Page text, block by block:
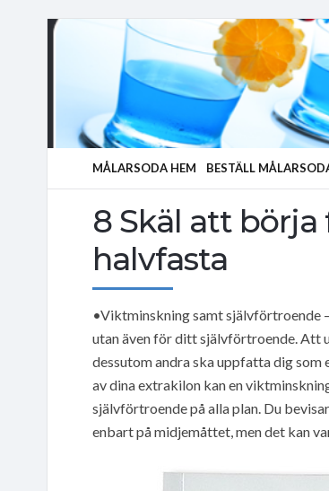
MÅLARSODA HEM BESTÄLL
8 Skäl att
halvfasta
•Viktminskning samt självförtroende
utan även för ditt självförtroende. Att
dessutom andra ska uppfatta dig
av dina extrakilon kan en
självförtroende på alla plan. Du
enbart på midjemåttet, men det kan